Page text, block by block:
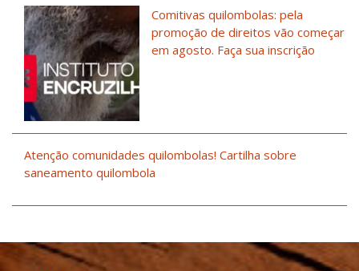
Comitivas quilombolas: pela
promoção de direitos vão começar
em agosto. Faça sua inscrição
Atenção comunidades quilombolas! Cartilha sobre
saneamento quilombola